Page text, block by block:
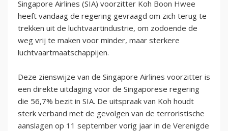
Singapore Airlines (SIA) voorzitter Koh Boon Hwee
heeft vandaag de regering gevraagd om zich terug te
trekken uit de luchtvaartindustrie, om zodoende de
weg vrij te maken voor minder, maar sterkere
luchtvaartmaatschappijen.
Deze zienswijze van de Singapore Airlines voorzitter is
een direkte uitdaging voor de Singaporese regering
die 56,7% bezit in SIA. De uitspraak van Koh houdt
sterk verband met de gevolgen van de terroristische
aanslagen op 11 september vorig jaar in de Verenigde